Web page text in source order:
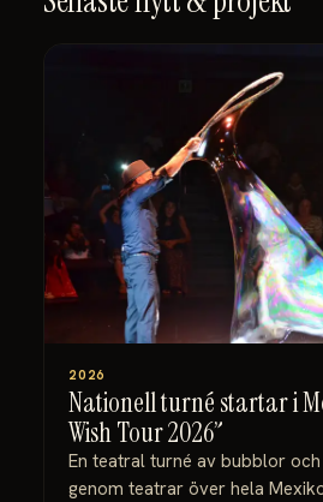
2026
Nationell turné startar i
Wish Tour 2026”
En teatral turné av bubblor
genom teatrar över hela